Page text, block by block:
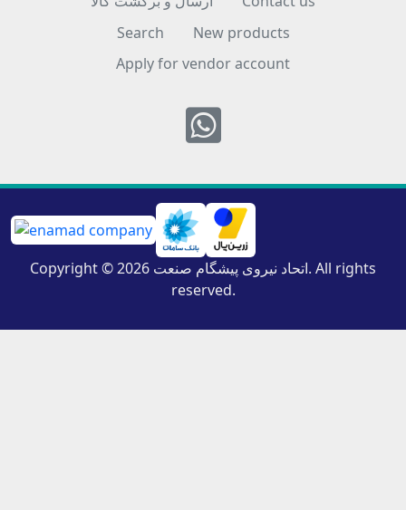
Search
New products
Apply for vendor account
Whatsapp
Copyright © 2026 اتحاد نیروی پیشگام صنعت. All rights
reserved.